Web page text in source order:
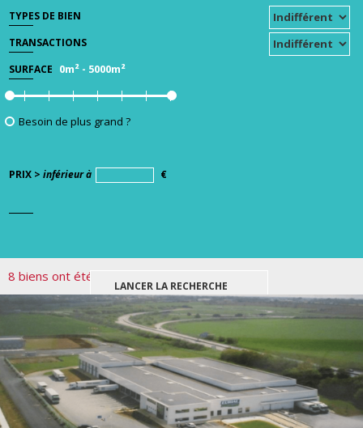
TYPES DE BIEN
TRANSACTIONS
SURFACE 0m² - 5000m²
Besoin de plus grand ?
PRIX > inférieur à €
8 biens ont été trouvés pour votre recherche.